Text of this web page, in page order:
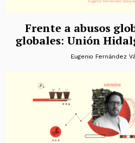
Frente a abusos
globales: Unión
Eugenio Fernández